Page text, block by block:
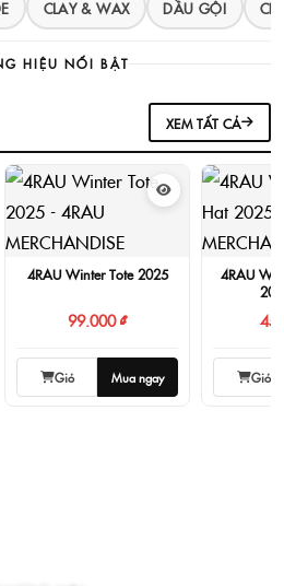
CLAY & WAX DẦU GỘI
HIỆU NỔI BẬT
XEM TẤT CẢ
4RAU Winter Tote 2025
99.000 ₫
Giỏ Mua ngay
4RAU
Giỏ